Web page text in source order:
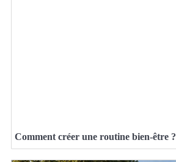
Comment créer une routine bien-être ?